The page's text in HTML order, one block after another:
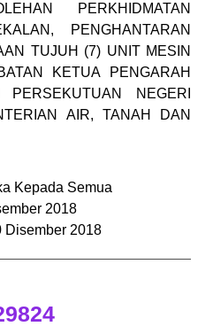
PERKHIDMATAN
PENGHANTARAN
TUJUH (7) UNIT MESIN
KETUA PENGARAH
NEGERI
AIR, TANAH DAN
Kepada Semua
2018
Disember 2018